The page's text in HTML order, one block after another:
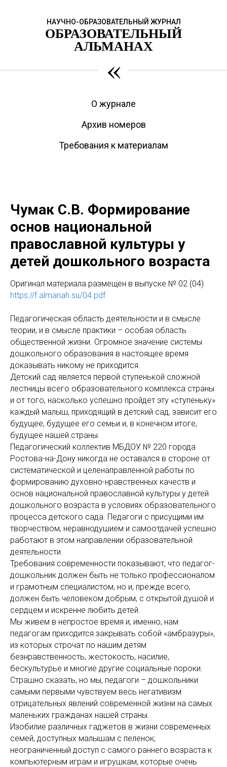
НАУЧНО-ОБРАЗОВАТЕЛЬНЫЙ ЖУРНАЛ
ОБРАЗОВАТЕЛЬНЫЙ
АЛЬМАНАХ
«
О журнале
Архив номеров
Требования к материалам
Чумак С.В. Формирование
основ национальной
православной культуры у
детей дошкольного возраста
Оригинaл материала размещен в выпуске № 02 (04)
https://f.almanah.su/04.pdf
Педагогическая область деятельности и в смысле
теории, и в смысле практики – особая область
общественной жизни. Огромное значение системы
дошкольного образования в настоящее время
доказывать никому не приходится.
Детский сад является первой ступенькой сложной
лестницы всего образовательного комплекса страны
и от того, насколько успешно пройдет эту «ступеньку»
каждый малыш, приходящий в детский сад, зависит его
будущее, будущее его семьи и, в конечном итоге,
будущее нашей страны.
Педагогический коллектив МБДОУ № 220 города
Ростова-на-Дону никогда не оставался в стороне от
систематической и целенаправленной работы по
формированию духовно-нравственных качеств и
основ национальной православной культуры у детей
дошкольного возраста в условиях образовательного
процесса детского сада. Педагоги с присущими им
творчеством, неравнодушием и самоотдачей успешно
работают в этом направлении образовательной
деятельности.
Требования современности показывают, что педагог-
дошкольник должен быть не только профессионалом
и грамотным специалистом, но и, прежде всего,
должен быть человеком добрым, с открытой душой и
сердцем и искренне любить детей.
Мы живем в непростое время и, именно, нам
педагогам приходится закрывать собой «амбразуры»,
из которых строчат по нашим детям
безнравственность, жестокость, насилие,
бескультурье и многие другие социальные пороки.
Страшно сказать, но мы, педагоги – дошкольники
самыми первыми чувствуем весь негативизм
отрицательных явлений современной жизни на самых
маленьких гражданах нашей страны.
Изобилие различных гаджетов в жизни современных
семей, доступных малышам с пеленок;
неограниченный доступ с самого раннего возраста к
компьютерным играм и игрушкам, которые очень